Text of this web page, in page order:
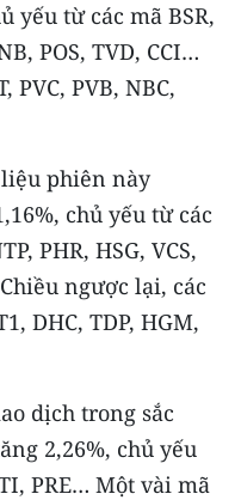
yếu từ các mã BSR,
POS, TVD, CCI…
PVC, PVB, NBC,
phiên này
chủ yếu từ các
PHR, HSG, VCS,
ngược lại, các
DHC, TDP, HGM,
dịch trong sắc
2,26%, chủ yếu
PRE… Một vài mã